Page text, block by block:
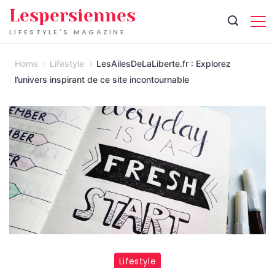
Skip
toLIFESTYLE'S MAGAZINE
Lespersiennes
Home Lifestyle
LesAilesDeLaLiberte.fr : Explorez
l’univers inspirant de ce site incontournable
Lifestyle